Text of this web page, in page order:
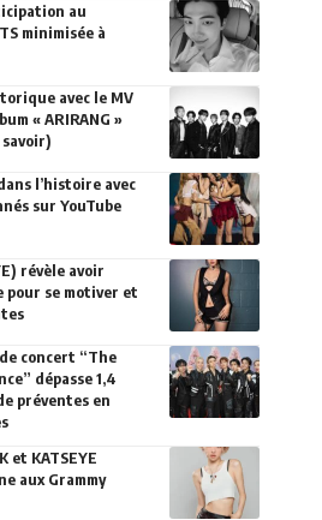
au
minimisée à
avec le MV
« ARIRANG »
l’histoire avec
sur YouTube
révèle avoir
pour se motiver et
concert “The
dépasse 1,4
préventes en
et KATSEYE
aux Grammy